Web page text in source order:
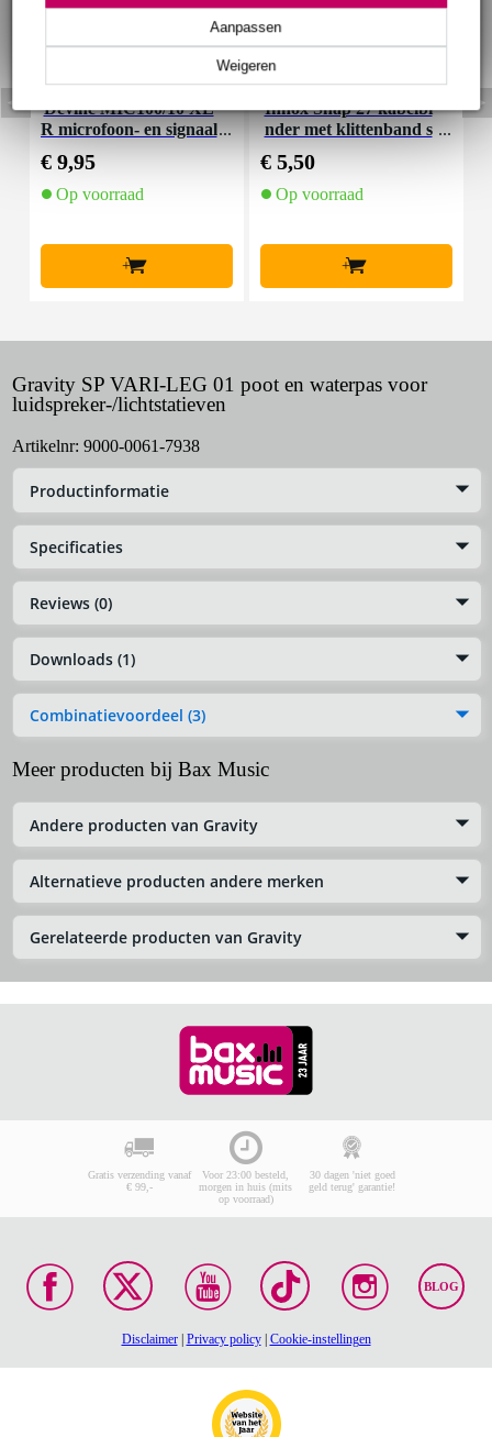
Weigeren
Aanpassen
Devine MIC100/10 XL
R microfoon- en signaal
€ 9,95
Op voorraad
+
Innox Snap 27 kabelbi
nder met klittenband s
€ 5,50
Op voorraad
+
Gravity SP VARI-LEG 01 poot en waterpas voor
luidspreker-/lichtstatieven
Artikelnr: 9000-0061-7938
Productinformatie
Specificaties
Reviews (0)
Downloads (1)
Combinatievoordeel (3)
Meer producten bij Bax Music
Andere producten van Gravity
Alternatieve producten andere merken
Gerelateerde producten van Gravity
Gratis verzending vanaf
€ 99,-
Voor 23:00 besteld,
morgen in huis (mits
op voorraad)
30 dagen 'niet goed
geld terug' garantie!
BLOG
Disclaimer| Privacy policy| Cookie-instellingen